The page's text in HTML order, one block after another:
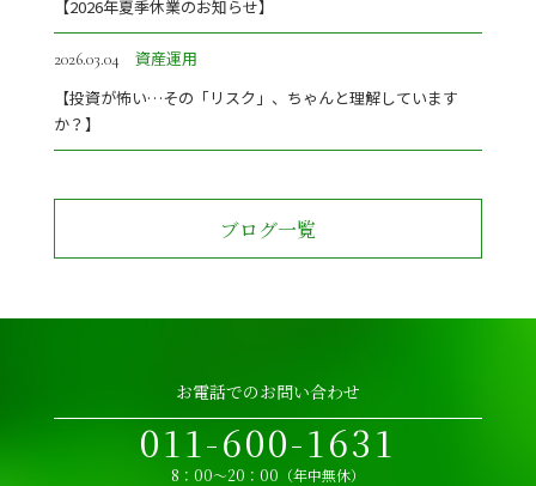
【2026年夏季休業のお知らせ】
2026.03.04
資産運用
【投資が怖い…その「リスク」、ちゃんと理解しています
か？】
ブログ一覧
お電話でのお問い合わせ
011-600-1631
8：00～20：00（年中無休）